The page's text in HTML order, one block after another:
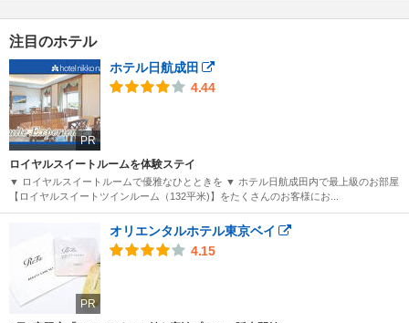
注目のホテル
PR
ホテル日航成田
4.44
ロイヤルスイートルームを体験ステイ
▼ ロイヤルスイートルームで優雅なひとときを ▼ ホテル日航成田内で最上級のお部屋
【ロイヤルスイートツインルーム（132平米)】をたくさんのお客様にお...
PR
オリエンタルホテル東京ベイ
4.15